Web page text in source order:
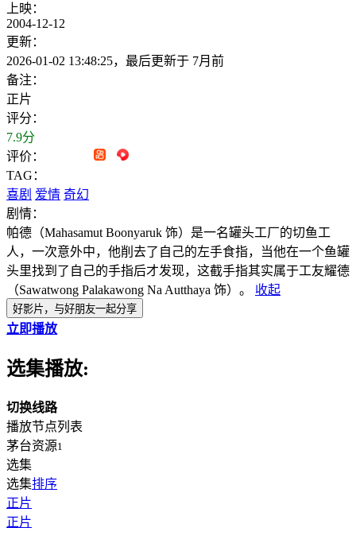
上映：
2004-12-12
更新：
2026-01-02 13:48:25，最后更新于 7月前
备注：
正片
评分：
7.9分
评价：
TAG：
喜剧 爱情 奇幻
剧情：
帕德（Mahasamut Boonyaruk 饰）是一名罐头工厂的切鱼工
人，一次意外中，他削去了自己的左手食指，当他在一个鱼罐
头里找到了自己的手指后才发现，这截手指其实属于工友耀德
（Sawatwong Palakawong Na Autthaya 饰）。
收起
好影片，与好朋友一起分享
立即播放
选集播放:
切换线路
播放节点列表
茅台资源1
选集
选集排序
正片
正片